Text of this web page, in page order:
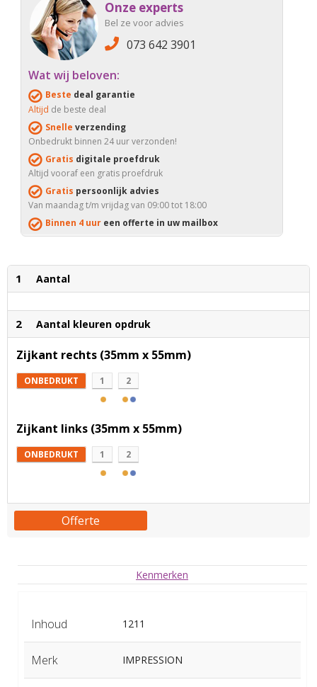
Onze experts
Bel ze voor advies
073 642 3901
Wat wij beloven:
Beste deal garantie
Altijd de beste deal
Snelle verzending
Onbedrukt binnen 24 uur verzonden!
Gratis digitale proefdruk
Altijd vooraf een gratis proefdruk
Gratis persoonlijk advies
Van maandag t/m vrijdag van 09:00 tot 18:00
Binnen 4 uur een offerte in uw mailbox
1 Aantal
2 Aantal kleuren opdruk
Zijkant rechts (35mm x 55mm)
ONBEDRUKT 1 2
Zijkant links (35mm x 55mm)
ONBEDRUKT 1 2
Offerte
Kenmerken
Inhoud 1211
Merk IMPRESSION